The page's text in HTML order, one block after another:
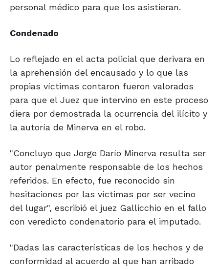
personal médico para que los asistieran.
Condenado
Lo reflejado en el acta policial que derivara en
la aprehensión del encausado y lo que las
propias víctimas contaron fueron valorados
para que el Juez que intervino en este proceso
diera por demostrada la ocurrencia del ilícito y
la autoría de Minerva en el robo.
"Concluyo que Jorge Darío Minerva resulta ser
autor penalmente responsable de los hechos
referidos. En efecto, fue reconocido sin
hesitaciones por las víctimas por ser vecino
del lugar", escribió el juez Gallicchio en el fallo
con veredicto condenatorio para el imputado.
"Dadas las características de los hechos y de
conformidad al acuerdo al que han arribado